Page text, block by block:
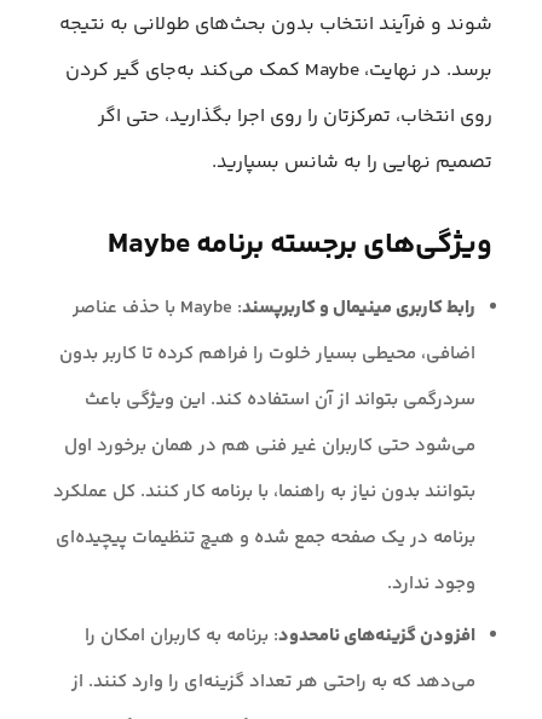
شوند و فرآیند انتخاب بدون بحث‌های طولانی به نتیجه
برسد. در نهایت، Maybe کمک می‌کند به‌جای گیر کردن
روی انتخاب، تمرکزتان را روی اجرا بگذارید، حتی اگر
تصمیم نهایی را به شانس بسپارید.
ویژگی‌های برجسته برنامه Maybe
رابط کاربری مینیمال و کاربرپسند
: Maybe با حذف عناصر
اضافی، محیطی بسیار خلوت را فراهم کرده تا کاربر بدون
سردرگمی بتواند از آن استفاده کند. این ویژگی باعث
می‌شود حتی کاربران غیر فنی هم در همان برخورد اول
بتوانند بدون نیاز به راهنما، با برنامه کار کنند. کل عملکرد
برنامه در یک صفحه جمع شده و هیچ تنظیمات پیچیده‌ای
وجود ندارد.
افزودن گزینه‌های نامحدود: برنامه به کاربران امکان را
می‌دهد که به راحتی هر تعداد گزینه‌ای را وارد کنند. از